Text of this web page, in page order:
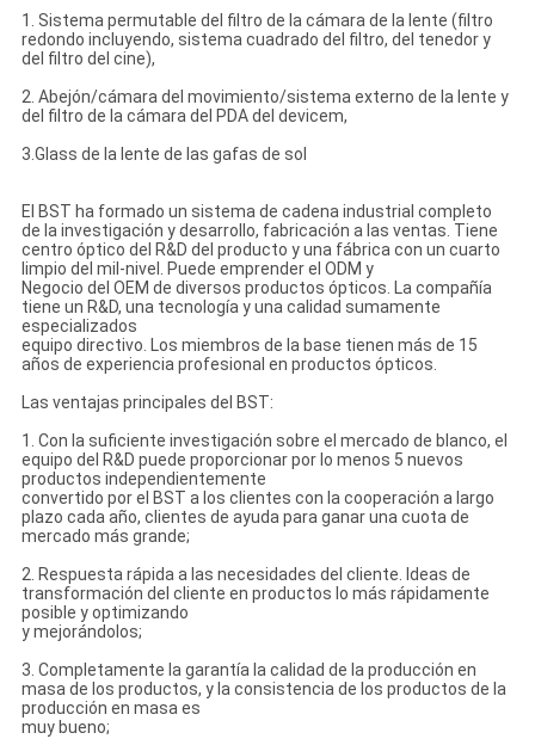
1. Sistema permutable del filtro de la cámara de la lente (filtro
redondo incluyendo, sistema cuadrado del filtro, del tenedor y
del filtro del cine),
2. Abejón/cámara del movimiento/sistema externo de la lente y
del filtro de la cámara del PDA del devicem,
3.Glass de la lente de las gafas de sol
El BST ha formado un sistema de cadena industrial completo
de la investigación y desarrollo, fabricación a las ventas. Tiene
centro óptico del R&D del producto y una fábrica con un cuarto
limpio del mil-nivel. Puede emprender el ODM y
Negocio del OEM de diversos productos ópticos. La compañía
tiene un R&D, una tecnología y una calidad sumamente
especializados
equipo directivo. Los miembros de la base tienen más de 15
años de experiencia profesional en productos ópticos.
Las ventajas principales del BST:
1. Con la suficiente investigación sobre el mercado de blanco, el
equipo del R&D puede proporcionar por lo menos 5 nuevos
productos independientemente
convertido por el BST a los clientes con la cooperación a largo
plazo cada año, clientes de ayuda para ganar una cuota de
mercado más grande;
2. Respuesta rápida a las necesidades del cliente. Ideas de
transformación del cliente en productos lo más rápidamente
posible y optimizando
y mejorándolos;
3. Completamente la garantía la calidad de la producción en
masa de los productos, y la consistencia de los productos de la
producción en masa es
muy bueno;